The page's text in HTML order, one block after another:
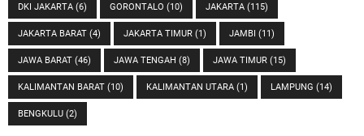
DKI JAKARTA (6) GORONTALO (10) JAKARTA (115)
JAKARTA BARAT (4) JAKARTA TIMUR (1) JAMBI (11)
JAWA BARAT (46) JAWA TENGAH (8) JAWA TIMUR (15)
KALIMANTAN BARAT (10) KALIMANTAN UTARA (1) LAMPUNG (14)
BENGKULU (2)